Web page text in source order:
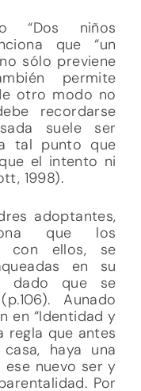
“Dos niños
que “un
sólo previene
permite
otro modo no
recordarse
suele ser
tal punto que
el intento ni
1998).
adoptantes,
que los
con ellos, se
en su
dado que se
Aunado
en “Identidad y
regla que antes
haya una
nuevo ser y
Por